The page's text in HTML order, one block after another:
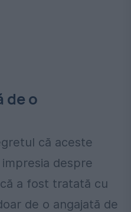
de o
că aceste
despre
a fost tratată cu
de o angajată de